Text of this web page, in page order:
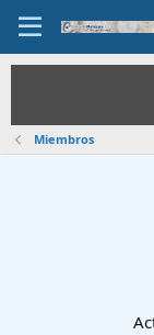
Miembros